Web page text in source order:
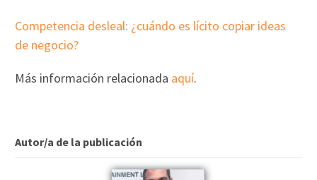
Competencia desleal: ¿cuándo es lícito copiar ideas
de negocio?
Más información relacionada aquí.
Autor/a de la publicación